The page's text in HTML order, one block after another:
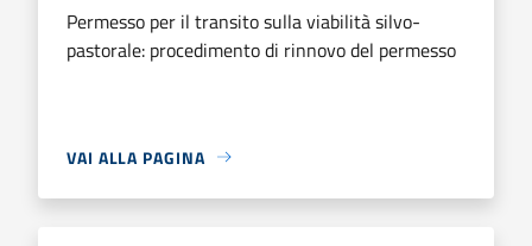
Permesso per il transito sulla viabilità silvo-
pastorale: procedimento di rinnovo del permesso
VAI ALLA PAGINA